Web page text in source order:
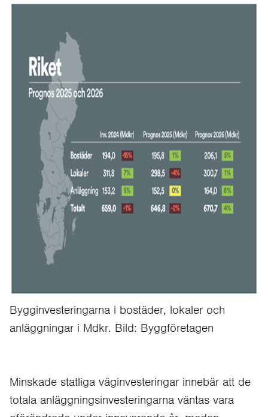
Bygginvesteringarna i bostäder, lokaler och
anläggningar i Mdkr. Bild: Byggföretagen
Minskade statliga väginvesteringar innebär att de
totala anläggningsinvesteringarna väntas vara